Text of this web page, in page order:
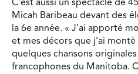
C’est aussi un spectacle de
Micah Baribeau devant des
la 6e année. « J’ai apporté
et mes décors que j’ai
quelques chansons
francophones du Manitoba.